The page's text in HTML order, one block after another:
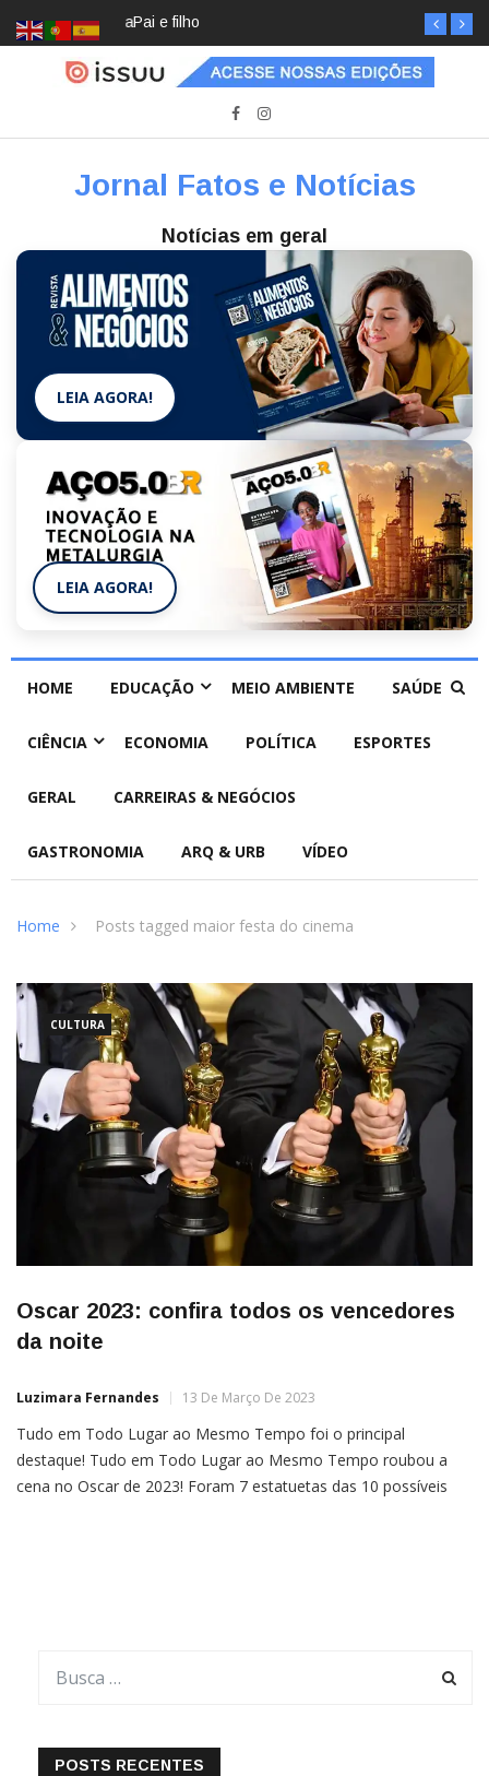
Pai e filho
Jornal Fatos e Notícias
Notícias em geral
LEIA AGORA!
LEIA AGORA!
HOME EDUCAÇÃO MEIO AMBIENTE SAÚDE
CIÊNCIA ECONOMIA POLÍTICA ESPORTES
GERAL CARREIRAS & NEGÓCIOS
GASTRONOMIA ARQ & URB VÍDEO
Home Posts tagged maior festa do cinema
CULTURA
Oscar 2023: confira todos os vencedores
da noite
Luzimara Fernandes 13 De Março De 2023
Tudo em Todo Lugar ao Mesmo Tempo foi o principal
destaque! Tudo em Todo Lugar ao Mesmo Tempo roubou a
cena no Oscar de 2023! Foram 7 estatuetas das 10 possíveis
POSTS RECENTES